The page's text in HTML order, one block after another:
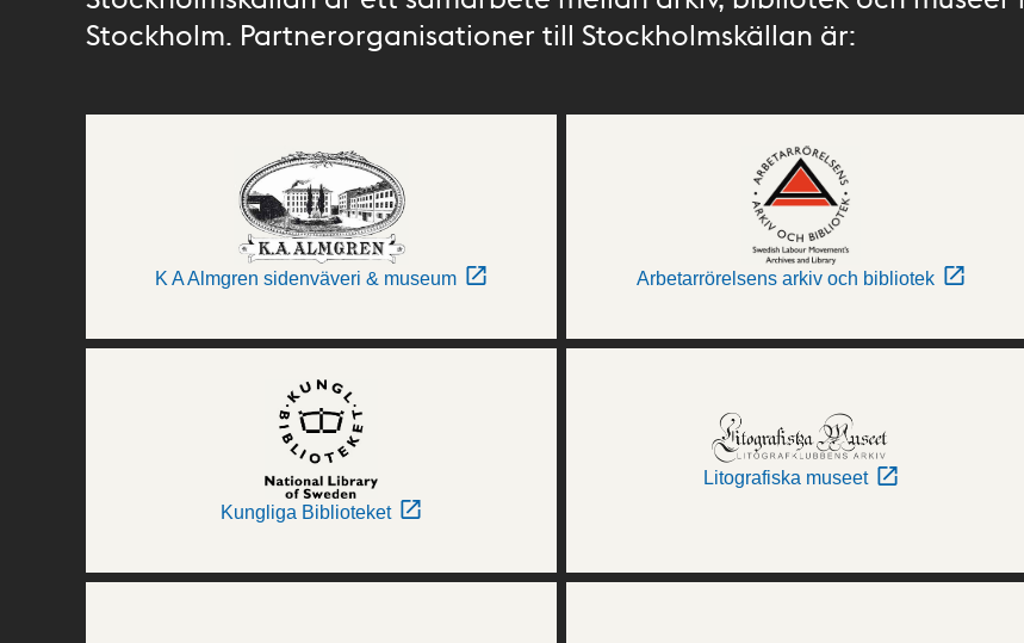
Stockholm. Partnerorganisationer till Stockholmskällan är:
K A Almgren sidenväveri & museum Arbetarrörelsens arkiv och bibliotek
Kungliga Biblioteket
Litografiska museet